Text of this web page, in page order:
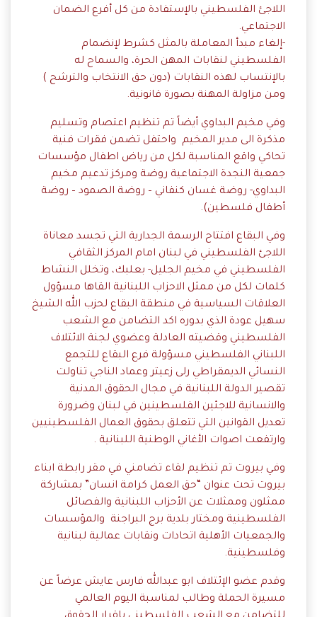
اللاجئ الفلسطيني بالإستفادة من كل أفرع الضمان
الاجتماعي.
-إلغاء مبدأ المعاملة بالمثل كشرط لإنضمام
الفلسطيني لنقابات المهن الحرة، والسماح له
بالإنتساب لهذه النقابات (دون حق الانتخاب والترشح )
ومن مزاولة المهنة بصورة قانونية.
وفي مخيم البداوي أيضاً تم تنظيم اعتصام وتسليم
مذكرة الى مدير المخيم واحتفل تضمن فقرات فنية
تحاكي واقع المناسبة لكل من رياض اطفال مؤسسات
جمعية النجدة الاجتماعية روضة ومركز تدعيم مخيم
البداوي- روضة غسان كنفاني – روضة الصمود – روضة
أطفال فلسطين).
وفي البقاع افتتاح الرسمة الجدارية التي تجسد معاناة
اللاجئ الفلسطيني في لبنان امام المركز الثقافي
الفلسطيني في مخيم الجليل- بعلبك، وتخلل النشاط
كلمات لكل من ممثل الاحزاب اللبنانية القاها مسؤول
العلاقات السياسية في منطقة البقاع لحزب الله الشيخ
سهيل عودة الذي بدوره اكد التضامن مع الشعب
الفلسطيني وقضيته العادلة وعضوي لجنة الائتلاف
اللبناني الفلسطيني مسؤولة فرع البقاع للتجمع
النسائي الديمقراطي رلى زعيتر وعماد الناجي تناولت
تقصير الدولة اللبنانية في مجال الحقوق المدنية
والانسانية للاجئين الفلسطينين في لبنان وضرورة
تعديل القوانين التي تتعلق بحقوق العمال الفلسطينيين
وارتفعت اصوات الأغاني الوطنية اللبنانية .
وفي بيروت تم تنظيم لقاء تضامني في مقر رابطة ابناء
بيروت تحت عنوان “حق العمل كرامة انسان” بمشاركة
ممثلون وممثلات عن الأحزاب اللبنانية والفصائل
الفلسطينية ومختار بلدية برج البراجنة والمؤسسات
والجمعيات الأهلية اتحادات ونقابات عمالية لبنانية
وفلسطينية.
وقدم عضو الإئتلاف ابو عبدالله فارس عايش عرضاً عن
مسيرة الحملة وطالب لمناسبة اليوم العالمي